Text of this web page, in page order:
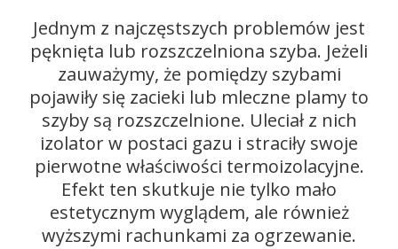
Jednym z najczęstszych problemów jest
pęknięta lub rozszczelniona szyba. Jeżeli
zauważymy, że pomiędzy szybami
pojawiły się zacieki lub mleczne plamy to
szyby są rozszczelnione. Uleciał z nich
izolator w postaci gazu i straciły swoje
pierwotne właściwości termoizolacyjne.
Efekt ten skutkuje nie tylko mało
estetycznym wyglądem, ale również
wyższymi rachunkami za ogrzewanie.